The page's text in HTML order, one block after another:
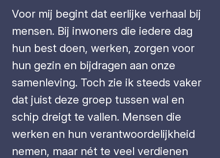
Voor mij begint dat eerlijke verhaal bij
mensen. Bij inwoners die iedere dag
hun best doen, werken, zorgen voor
hun gezin en bijdragen aan onze
samenleving. Toch zie ik steeds vaker
dat juist deze groep tussen wal en
schip dreigt te vallen. Mensen die
werken en hun verantwoordelijkheid
nemen, maar nét te veel verdienen